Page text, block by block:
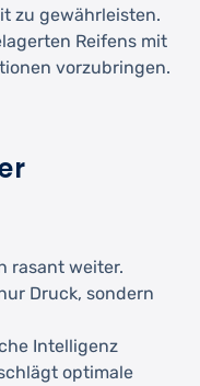
zu gewährleisten.
Reifens mit
vorzubringen.
rasant weiter.
Druck, sondern
Intelligenz
optimale